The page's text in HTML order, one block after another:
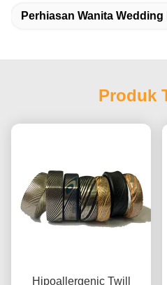
Perhiasan Wanita Wedding
Produk
Hipoallergenic Twill